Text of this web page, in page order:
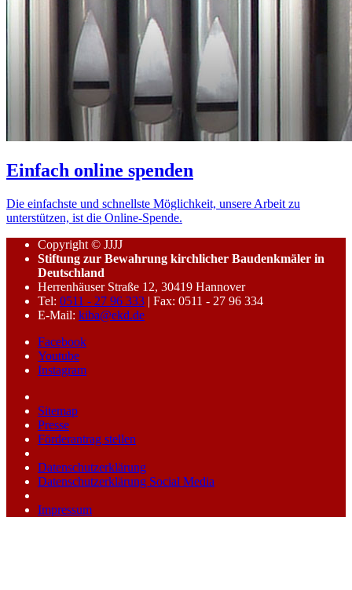
Einfach online spenden
Die einfachste und schnellste Möglichkeit, unsere Arbeit zu
unterstützen, ist die Online-Spende.
Copyright © JJJJ
Stiftung zur Bewahrung kirchlicher Baudenkmäler in
Deutschland
Herrenhäuser Straße 12, 30419 Hannover
Tel: 0511 - 27 96 333 | Fax: 0511 - 27 96 334
E-Mail: kiba@ekd.de
Facebook
Youtube
Instagram
Sitemap
Presse
Förderantrag stellen
Datenschutzerklärung
Datenschutzerklärung Social Media
Impressum